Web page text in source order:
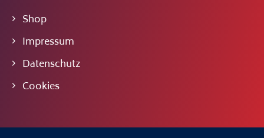
Shop
Impressum
Datenschutz
Cookies